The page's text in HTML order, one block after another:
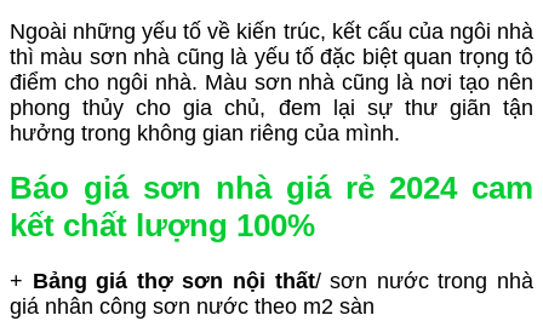
Ngoài những yếu tố về kiến trúc, kết cấu của ngôi nhà
thì màu sơn nhà cũng là yếu tố đặc biệt quan trọng tô
điểm cho ngôi nhà. Màu sơn nhà cũng là nơi tạo nên
phong thủy cho gia chủ, đem lại sự thư giãn tận
hưởng trong không gian riêng của mình.
Báo giá sơn nhà giá rẻ 2024 cam
kết chất lượng 100%
+ Bảng giá thợ sơn nội thất/ sơn nước trong nhà
giá nhân công sơn nước theo m2 sàn